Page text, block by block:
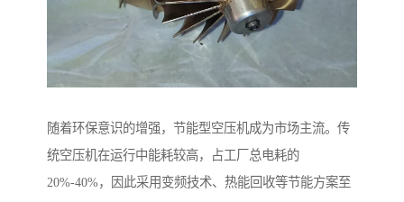
随着环保意识的增强，节能型空压机成为市场主流。传
统空压机在运行中能耗较高，占工厂总电耗的
20%-40%，因此采用变频技术、热能回收等节能方案至